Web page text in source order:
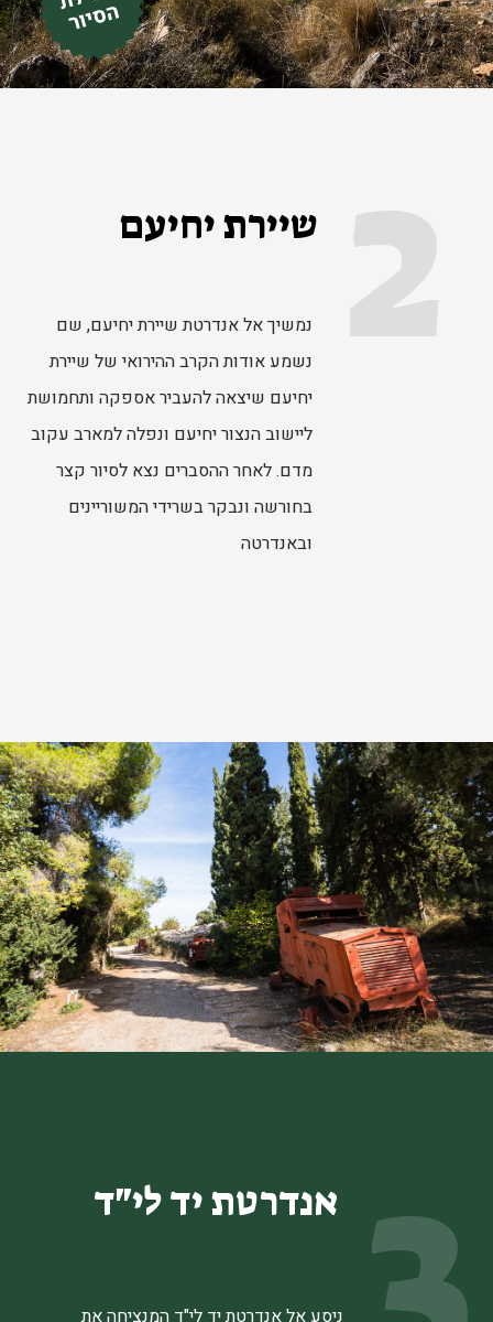
שיירת יחיעם
נמשיך אל אנדרטת שיירת יחיעם, שם
נשמע אודות הקרב ההירואי של שיירת
יחיעם שיצאה להעביר אספקה ותחמושת
ליישוב הנצור יחיעם ונפלה למארב עקוב
מדם. לאחר ההסברים נצא לסיור קצר
בחורשה ונבקר בשרידי המשוריינים
ובאנדרטה
אנדרטת יד לי"ד
ניסע אל אנדרטת יד לי"ד המנציחה את